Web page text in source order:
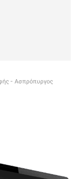
- Ασπρόπυργος